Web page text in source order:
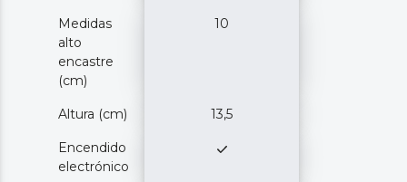
Medidas
alto
encastre
(cm)
10
Altura (cm) 13,5
Encendido
electrónico